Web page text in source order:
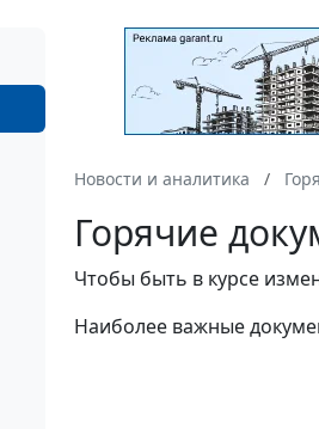
Новости и аналитика
Горячие
Чтобы быть в курсе
Наиболее важные